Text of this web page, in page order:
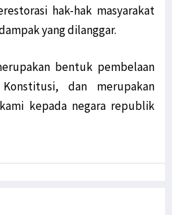
hak-hak masyarakat
yang dilanggar.
bentuk pembelaan
dan merupakan
kepada negara republik